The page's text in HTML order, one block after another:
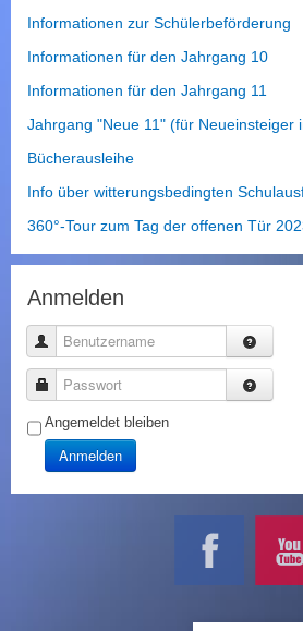
Informationen zur Schülerbeförderung
Informationen für den Jahrgang 10
Informationen für den Jahrgang 11
Jahrgang "Neue 11" (für Neueinsteiger
Bücherausleihe
Info über witterungsbedingten
360°-Tour zum Tag der offenen Tür
Anmelden
Benutzername
Passwort
Angemeldet bleiben
Anmelden